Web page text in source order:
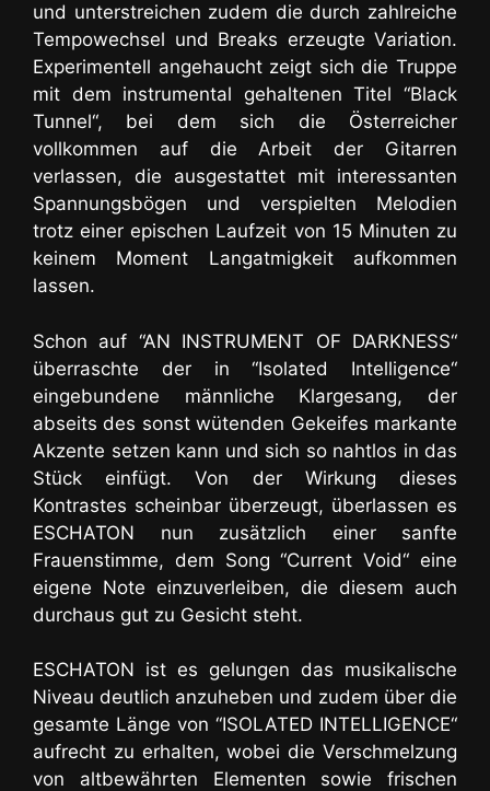
und unterstreichen zudem die durch zahlreiche
Tempowechsel und Breaks erzeugte Variation.
Experimentell angehaucht zeigt sich die Truppe
mit dem instrumental gehaltenen Titel “Black
Tunnel“, bei dem sich die Österreicher
vollkommen auf die Arbeit der Gitarren
verlassen, die ausgestattet mit interessanten
Spannungsbögen und verspielten Melodien
trotz einer epischen Laufzeit von 15 Minuten zu
keinem Moment Langatmigkeit aufkommen
lassen.
Schon auf “AN INSTRUMENT OF DARKNESS“
überraschte der in “Isolated Intelligence“
eingebundene männliche Klargesang, der
abseits des sonst wütenden Gekeifes markante
Akzente setzen kann und sich so nahtlos in das
Stück einfügt. Von der Wirkung dieses
Kontrastes scheinbar überzeugt, überlassen es
ESCHATON nun zusätzlich einer sanfte
Frauenstimme, dem Song “Current Void“ eine
eigene Note einzuverleiben, die diesem auch
durchaus gut zu Gesicht steht.
ESCHATON ist es gelungen das musikalische
Niveau deutlich anzuheben und zudem über die
gesamte Länge von “ISOLATED INTELLIGENCE“
aufrecht zu erhalten, wobei die Verschmelzung
von altbewährten Elementen sowie frischen